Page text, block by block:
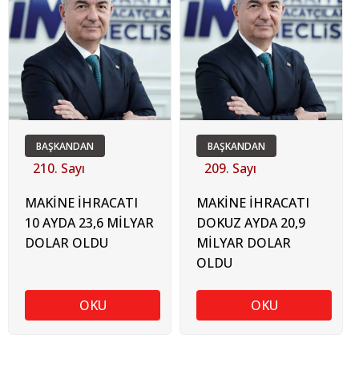
BAŞKANDAN
210. Sayı
MAKİNE İHRACATI
10 AYDA 23,6 MİLYAR
DOLAR OLDU
OKU
BAŞKANDAN
209. Sayı
MAKİNE İHRACATI
DOKUZ AYDA 20,9
MİLYAR DOLAR
OLDU
OKU